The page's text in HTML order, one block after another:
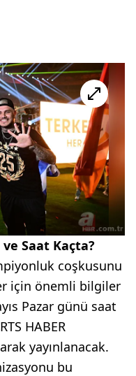
Saat Kaçta?
coşkusunu
için önemli bilgiler
Pazar günü saat
HABER
yayınlanacak.
bu